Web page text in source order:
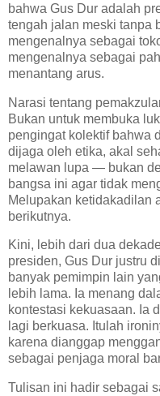
bahwa Gus Dur adalah
tengah jalan meski tanpa
mengenalnya sebagai
mengenalnya sebagai
menantang arus.
Narasi tentang
Bukan untuk membuka
pengingat kolektif bahwa
dijaga oleh etika, akal
melawan lupa — bukan
bangsa ini agar tidak
Melupakan ketidakadilan
berikutnya.
Kini, lebih dari dua
presiden, Gus Dur justru
banyak pemimpin lain
lebih lama. Ia menang
kontestasi kekuasaan. Ia
lagi berkuasa. Itulah
karena dianggap
sebagai penjaga moral
Tulisan ini hadir sebagai